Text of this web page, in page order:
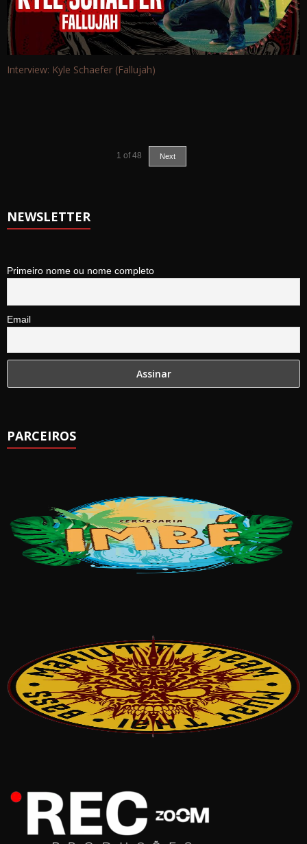
Interview: Kyle Schaefer (Fallujah)
1 of 48 Next
NEWSLETTER
Primeiro nome ou nome completo
Email
PARCEIROS